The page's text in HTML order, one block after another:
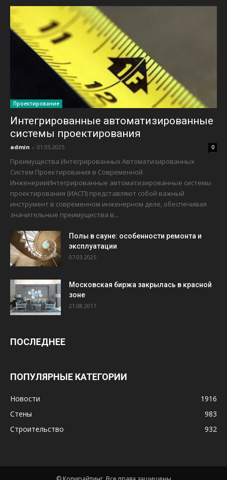
Проектирование
Интегрированные автоматизированные
системы проектирования
admin - 01.05.2025 0
Преимущества Интегрированных Автоматизированных
Систем Проектирования в Современной
ИнженерииИнтегрированные автоматизированные системы
проектирования (ИАСП) представляют собой важный
инструмент в современном инженерном деле, обеспечивая
значительные преимущества в...
Полы в сауне: особенности ремонта и
эксплуатации
07.03.2025
Московская биржа закрылась в красной
зоне
21.08.2017
ПОСЛЕДНЕЕ
ПОПУЛЯРНЫЕ КАТЕГОРИИ
Новости
1916
Стены
983
Строительство
932